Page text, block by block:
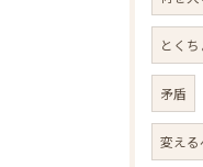
とくち
矛盾
変える